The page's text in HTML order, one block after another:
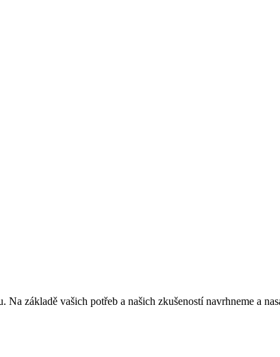
základě vašich potřeb a našich zkušeností navrhneme a